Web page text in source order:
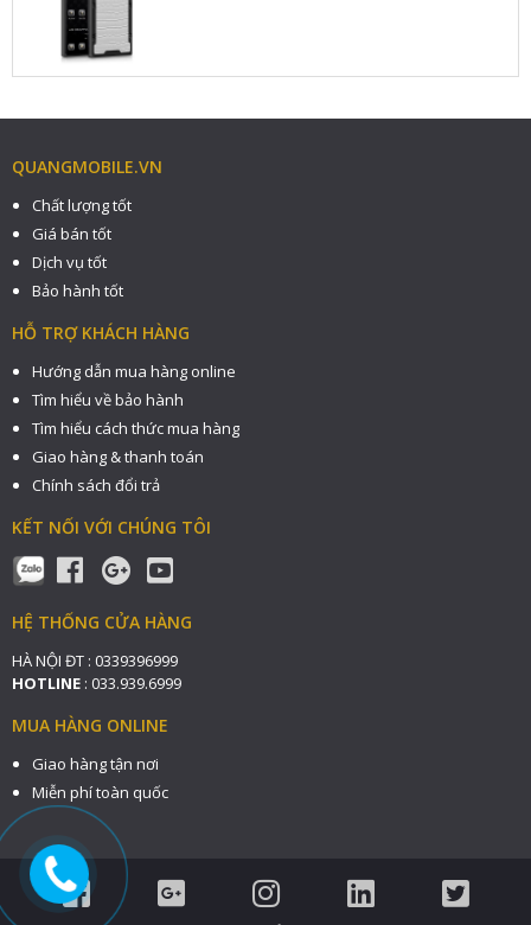
QUANGMOBILE.VN
Chất lượng tốt
Giá bán tốt
Dịch vụ tốt
Bảo hành tốt
HỖ TRỢ KHÁCH HÀNG
Hướng dẫn mua hàng online
Tìm hiểu về bảo hành
Tìm hiểu cách thức mua hàng
Giao hàng & thanh toán
Chính sách đổi trả
KẾT NỐI VỚI CHÚNG TÔI
HỆ THỐNG CỬA HÀNG
HÀ NỘI ĐT : 0339396999
HOTLINE : 033.939.6999
MUA HÀNG ONLINE
Giao hàng tận nơi
Miễn phí toàn quốc